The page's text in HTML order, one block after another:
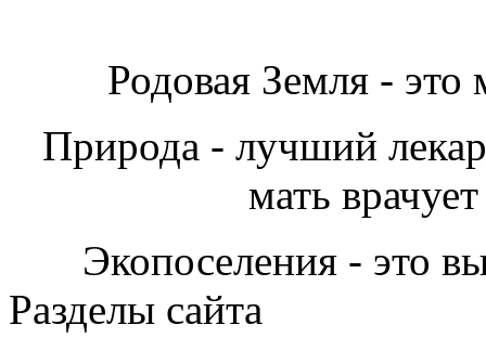
Родовая Земля - это
Природа - лучший
мать
Экопоселения - это
Разделы сайта